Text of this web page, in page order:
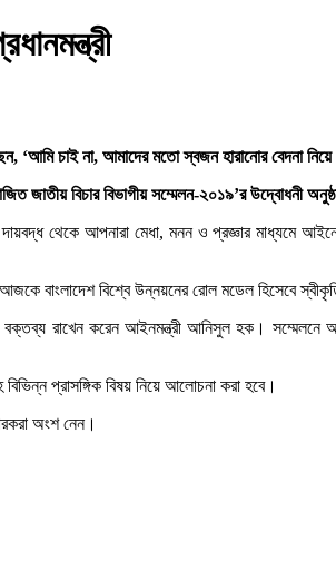
‘আমি চাই না, আমাদের মতো স্বজন হারানোর
জাতীয় বিচার বিভাগীয় সম্মেলন-২০১৯’র উদ্বোধনী
থেকে আপনারা মেধা, মনন ও প্রজ্ঞার মাধ্যমে
বাংলাদেশ বিশ্বে উন্নয়নের রোল মডেল হিসেবে
বক্তব্য রাখেন করেন আইনমন্ত্রী আনিসুল হক।
প্রাসঙ্গিক বিষয় নিয়ে আলোচনা করা হবে।
অংশ নেন।